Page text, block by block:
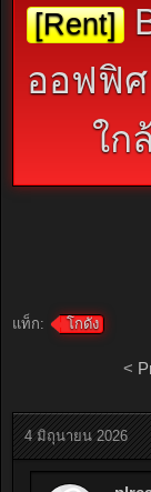
[Rent]
ออฟฟิศ
ใก
แท็ก: โกดัง
<
4 มิถุนายน 2026